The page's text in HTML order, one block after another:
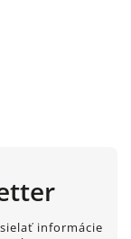
informácie